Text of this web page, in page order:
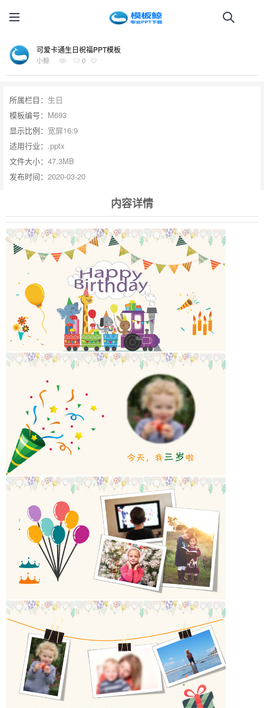
可爱卡通生日祝福PPT模板
小鲸 0
所属栏目： 生日
模板编号： M693
显示比例： 宽屏16:9
适用行业： .pptx
文件大小： 47.3MB
发布时间： 2020-03-20
内容详情